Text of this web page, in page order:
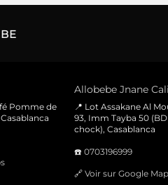
Pomme de
Allobebe Jnane
📍 Lot Assakane Al
93, Imm Tayba 50
chock), Casablanca
☎️ 0703196999
🔗 Voir sur Google